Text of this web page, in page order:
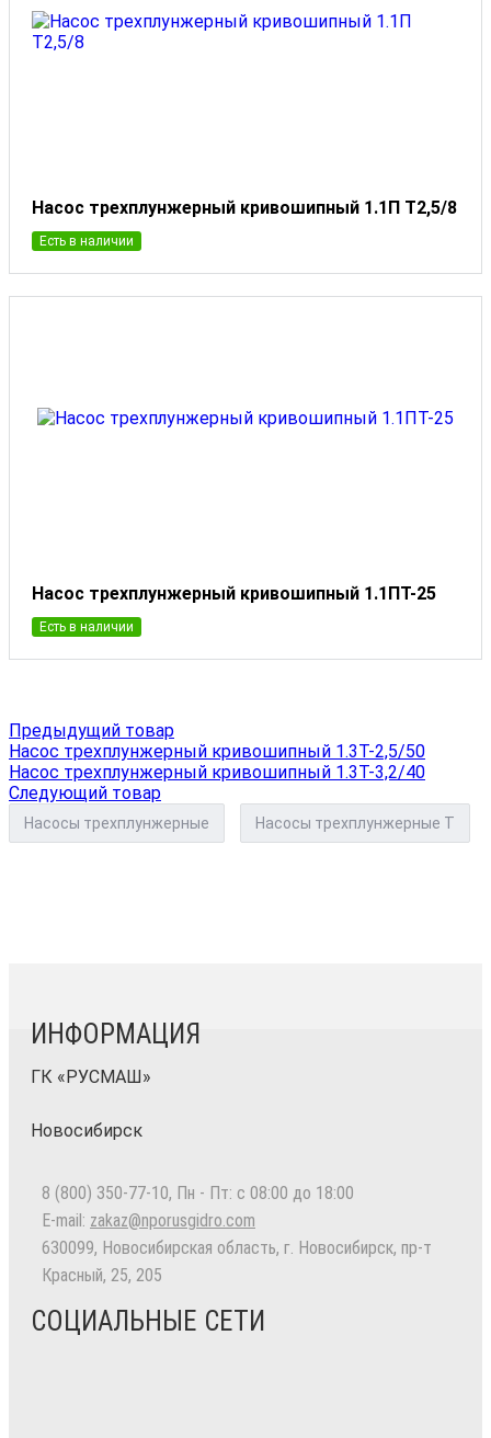
Насос трехплунжерный кривошипный 1.1П Т2,5/8
Есть в наличии
Насос трехплунжерный кривошипный 1.1ПТ-25
Есть в наличии
Предыдущий товар
Насос трехплунжерный кривошипный 1.3T-2,5/50
Насос трехплунжерный кривошипный 1.3T-3,2/40
Следующий товар
Насосы трехплунжерные Насосы трехплунжерные Т
ИНФОРМАЦИЯ
ГК «РУСМАШ»
Новосибирск
8 (800) 350-77-10, Пн - Пт: с 08:00 до 18:00
E-mail: zakaz@nporusgidro.com
630099, Новосибирская область, г. Новосибирск, пр-т
Красный, 25, 205
СОЦИАЛЬНЫЕ СЕТИ